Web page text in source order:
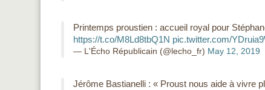
Printemps proustien : accueil royal pour
https://t.co/M8Ld8tbQ1N pic.twitter.com/
— L'Écho Républicain (@lecho_fr) May 12, 2019
Jérôme Bastianelli : « Proust nous aide à vivre